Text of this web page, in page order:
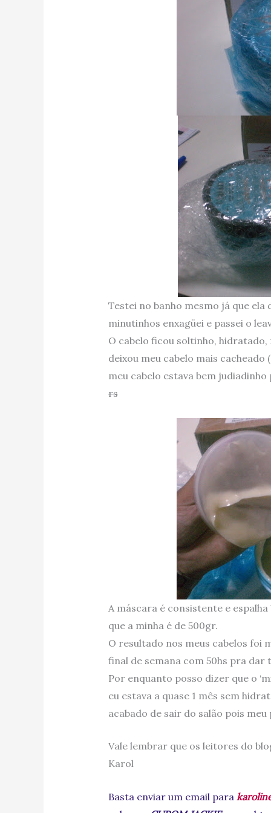
Testei no banho mesmo já que ela
minutinhos enxagüei e passei o
O cabelo ficou soltinho,
deixou meu cabelo mais
meu cabelo estava bem
rs
A máscara é consistente e
que a minha é de 500gr.
O resultado nos meus cabelos foi
final de semana com 50hs pra dar
Por enquanto posso dizer que o
eu estava a quase 1 mês sem
acabado de sair do salão pois
Vale lembrar que os leitores do
Karol
Basta enviar um email para